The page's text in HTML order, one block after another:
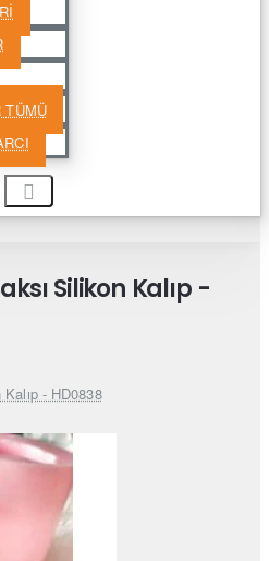
TÜMÜ
Silikon Kalıp -
- HD0838